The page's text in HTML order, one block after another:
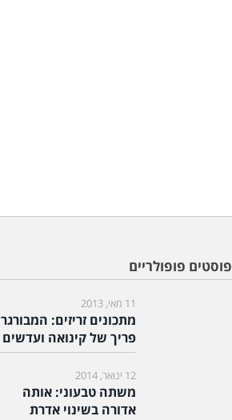
פוסטים פופולריים
11 מאי, 2013
מתכונים זריזים: המבורגר
פריך של קינואה ועדשים
12 ינואר, 2014
משתה טבעוני: אותה
אדורה בשינוי אדרת